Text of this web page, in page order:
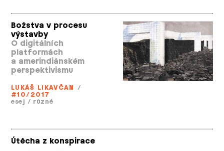
Božstva v procesu
výstavby
O digitálních
platformách
a amerindiánském
perspektivismu
LUKÁŠ LIKAVČAN /
#10/2017
esej / různé
Útěcha z konspirace